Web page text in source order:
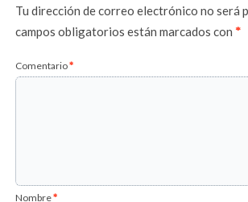
Tu dirección de correo electrónico no será
campos obligatorios están marcados con*
Comentario*
Nombre*